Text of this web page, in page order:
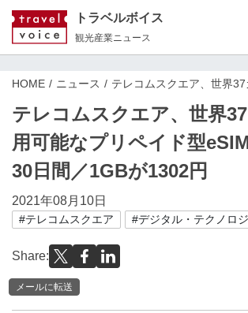
トラベルボイス
観光産業ニュース
HOME ニュース テレコムスクエア、世界
テレコムスクエア、世界
用可能なプリペイド型eSIM
30日間／1GBが1302円
2021年08月10日
#テレコムスクエア #デジタル・テクノロ
Share:
メールに転送